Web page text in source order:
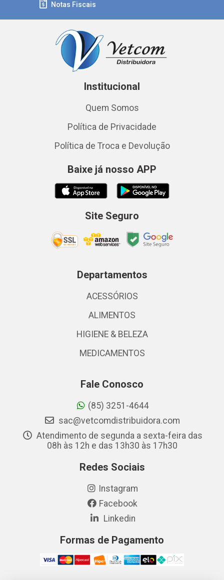
Notas Fiscais
Institucional
Quem Somos
Política de Privacidade
Política de Troca e Devolução
Baixe já nosso APP
Site Seguro
Departamentos
ACESSÓRIOS
ALIMENTOS
HIGIENE & BELEZA
MEDICAMENTOS
Fale Conosco
(85) 3251-4644
sac@vetcomdistribuidora.com
Atendimento de segunda a sexta-feira das
08h às 12h e das 13h30 às 17h30
Redes Sociais
Instagram
Facebook
Linkedin
Formas de Pagamento